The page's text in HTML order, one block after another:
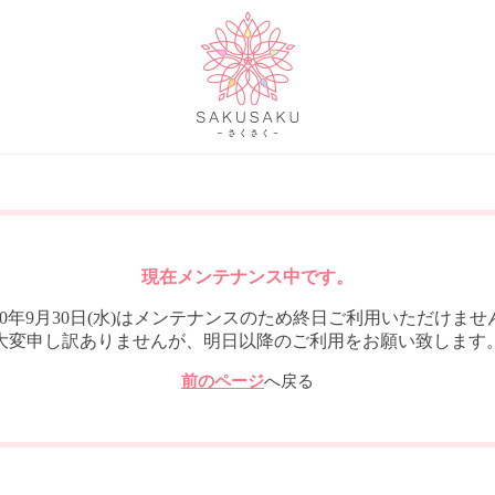
現在メンテナンス中です。
年9月30日(水)はメンテナンスのため終日ご利用いただけませ
変申し訳ありませんが、明日以降のご利用をお願い致します
前のページへ戻る